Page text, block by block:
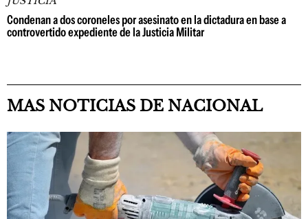
Condenan a dos coroneles por asesinato en la dictadura en base a
controvertido expediente de la Justicia Militar
MAS NOTICIAS DE NACIONAL